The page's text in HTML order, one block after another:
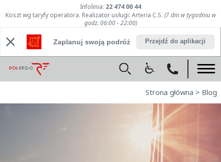
Infolinia: 22 474 00 44
Koszt wg taryfy operatora. Realizator usługi: Arteria C.S. (7 dni w tygodniu w
godz. 06:00 - 22:00)
Zaplanuj swoją podróż Przejdź do aplikacji
Strona główna > Blog